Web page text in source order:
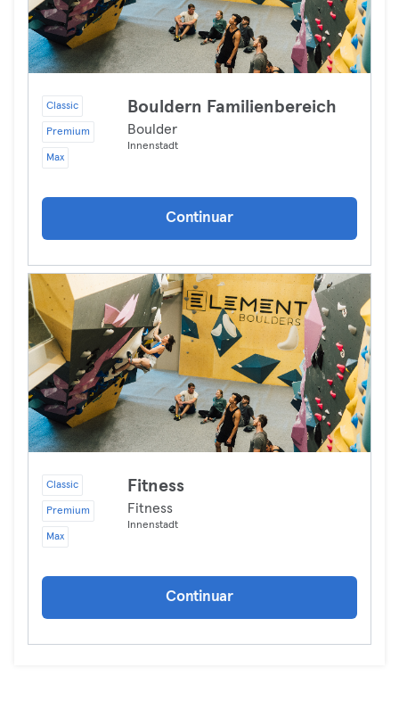
Classic
Premium
Max
Bouldern Familienbereich
Boulder
Innenstadt
Continuar
Classic
Premium
Max
Fitness
Fitness
Innenstadt
Continuar